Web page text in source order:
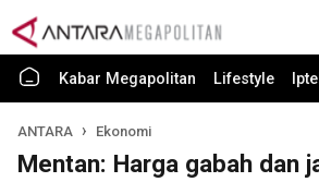
Kabar Megapolitan Lifestyle
ANTARA Ekonomi
Mentan: Harga gabah dan